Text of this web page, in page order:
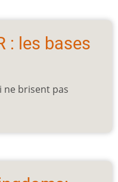
: les bases
ne brisent pas